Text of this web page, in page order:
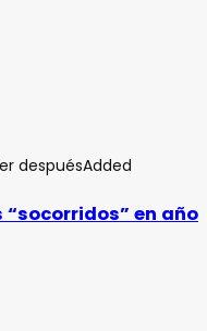
despuésAdded
en año